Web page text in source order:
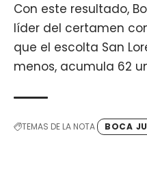
Con este resultado,
líder del certamen
que el escolta San
menos, acumula 62
TEMAS DE LA NOTA BOCA